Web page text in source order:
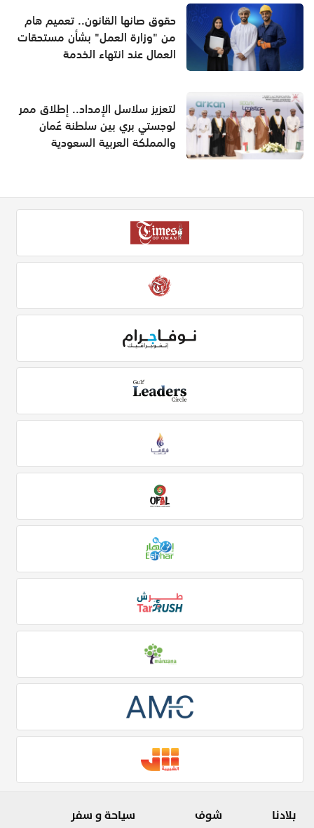
حقوق صانها القانون.. تعميم هام
من "وزارة العمل" بشأن مستحقات
العمال عند انتهاء الخدمة
لتعزيز سلاسل الإمداد.. إطلاق ممر
لوجستي بري بين سلطنة عُمان
والمملكة العربية السعودية
بلادنا شوف سياحة و سفر